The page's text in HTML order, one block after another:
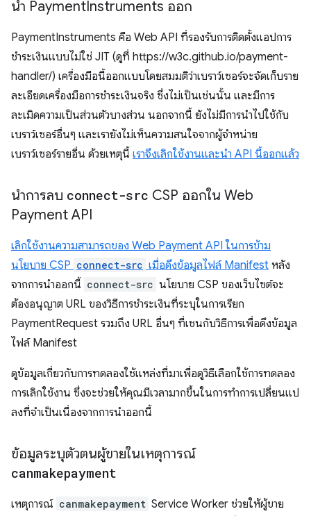
นำ PaymentInstruments ออก
PaymentInstruments คือ Web API ที่รองรับการติดตั้งแอปการ
ชำระเงินแบบไม่ใช่ JIT (ดูที่ https://w3c.github.io/payment-
handler/) เครื่องมือนี้ออกแบบโดยสมมติว่าเบราว์เซอร์จะจัดเก็บราย
ละเอียดเครื่องมือการชำระเงินจริง ซึ่งไม่เป็นเช่นนั้น และมีการ
ละเมิดความเป็นส่วนตัวบางส่วน นอกจากนี้ ยังไม่มีการนำไปใช้กับ
เบราว์เซอร์อื่นๆ และเรายังไม่เห็นความสนใจจากผู้จำหน่าย
เบราว์เซอร์รายอื่น ด้วยเหตุนี้ เราจึงเลิกใช้งานและนำ API นี้ออกแล้ว
นำการลบ connect-src CSP ออกใน Web
Payment API
เลิกใช้งานความสามารถของ Web Payment API ในการข้าม
นโยบาย CSP connect-src เมื่อดึงข้อมูลไฟล์ Manifest หลัง
จากการนําออกนี้ connect-src นโยบาย CSP ของเว็บไซต์จะ
ต้องอนุญาต URL ของวิธีการชำระเงินที่ระบุในการเรียก
PaymentRequest รวมถึง URL อื่นๆ ที่เชนกับวิธีการเพื่อดึงข้อมูล
ไฟล์ Manifest
ดูข้อมูลเกี่ยวกับการทดลองใช้แหล่งที่มาเพื่อดูวิธีเลือกใช้การทดลอง
การเลิกใช้งาน ซึ่งจะช่วยให้คุณมีเวลามากขึ้นในการทําการเปลี่ยนแป
ลงที่จําเป็นเนื่องจากการนําออกนี้
ข้อมูลระบุตัวตนผู้ขายในเหตุการณ์
canmakepayment
เหตุการณ์ canmakepayment Service Worker ช่วยให้ผู้ขาย